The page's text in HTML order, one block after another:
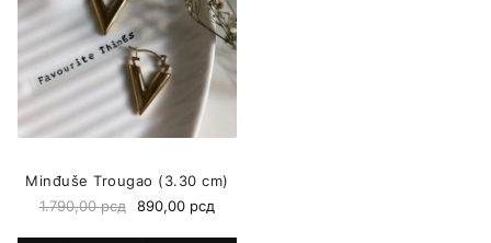
Minđuše Trougao (3.30 cm)
1.790,00рсд 890,00 рсд